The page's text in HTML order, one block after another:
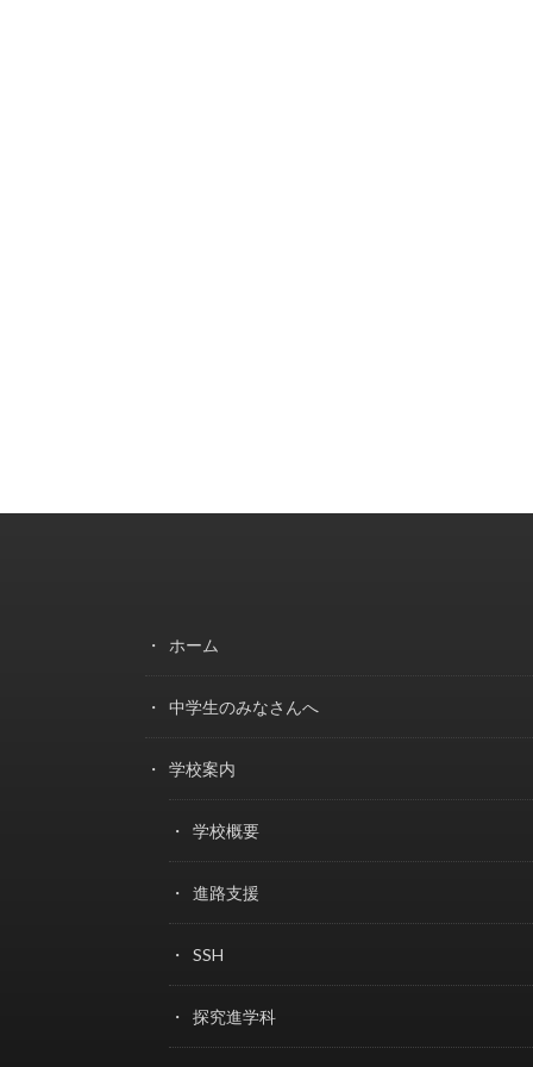
ホーム
中学生のみなさんへ
学校案内
学校概要
進路支援
SSH
探究進学科